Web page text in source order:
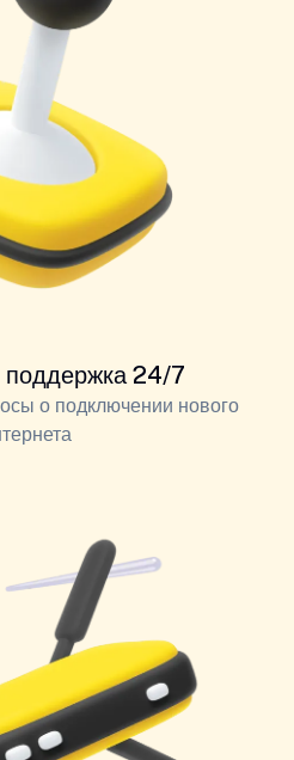
поддержка 24/7
о подключении нового